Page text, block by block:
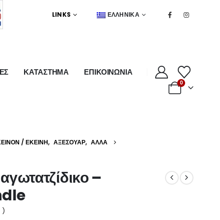
LINKS ΕΛΛΗΝΙΚΆ
ΚΑΤΑΣΤΗΜΑ ΕΠΙΚΟΙΝΩΝΙΑ
0
/ ΕΚΕΊΝΗ, ΑΞΕΣΟΥΆΡ, ΆΛΛΑ
–
)